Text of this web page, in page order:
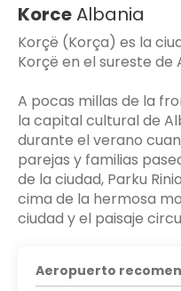
KorceAlbania
Korçë (Korça) es la
Korçë en el sureste de
A pocas millas de la
la capital cultural de
durante el verano
parejas y familias
de la ciudad, Parku
cima de la hermosa
ciudad y el paisaje
Aeropuerto